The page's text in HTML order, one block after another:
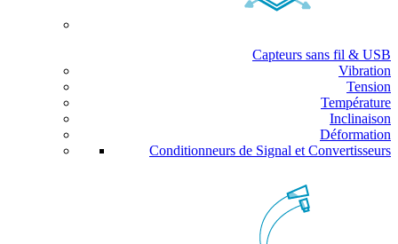
Capteurs sans fil & USB
Vibration
Tension
Température
Inclinaison
Déformation
Conditionneurs de Signal et Convertisseurs